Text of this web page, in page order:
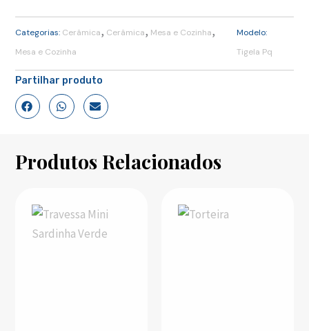
Categorias: Cerâmica, Cerâmica, Mesa e Cozinha,
Mesa e Cozinha
Modelo:
Tigela Pq
Partilhar produto
Produtos Relacionados